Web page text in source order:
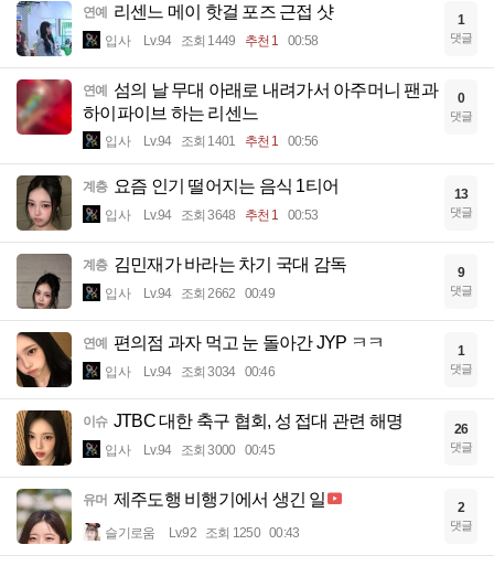
연예 리센느 메이 핫걸 포즈 근접 샷
입사 Lv.94 조회 1449 추천 1 00:58
1
댓글
연예 섬의 날 무대 아래로 내려가서 아주머니 팬과
하이파이브 하는 리센느
입사 Lv.94 조회 1401 추천 1 00:56
0
댓글
계층 요즘 인기 떨어지는 음식 1티어
입사 Lv.94 조회 3648 추천 1 00:53
13
댓글
계층 김민재가 바라는 차기 국대 감독
입사 Lv.94 조회 2662 00:49
9
댓글
연예 편의점 과자 먹고 눈 돌아간 JYP ㅋㅋ
입사 Lv.94 조회 3034 00:46
1
댓글
이슈 JTBC 대한 축구 협회, 성 접대 관련 해명
입사 Lv.94 조회 3000 00:45
26
댓글
유머 제주도행 비행기에서 생긴 일
슬기로움 Lv.92 조회 1250 00:43
2
댓글